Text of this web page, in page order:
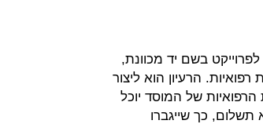
בשם יד מכוונת,
הרעיון הוא ליצור
של המוסד יוכל
כך שייגברו